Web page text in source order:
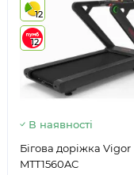
12
12
В наявності
Бігова доріжка Vigor
MTT1560AC